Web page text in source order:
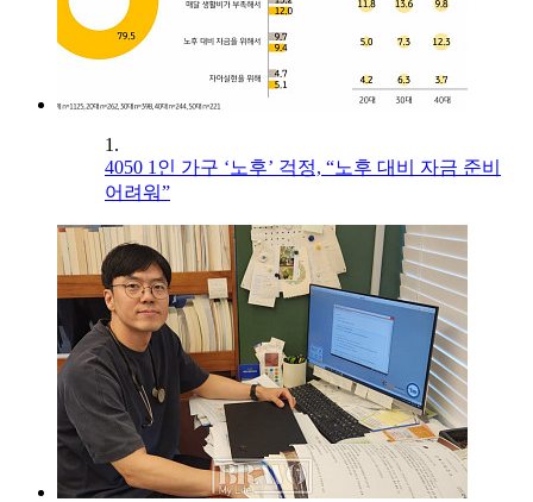
1.
4050 1인 가구 ‘노후’ 걱정, “노후 대비 자금 준비
어려워”